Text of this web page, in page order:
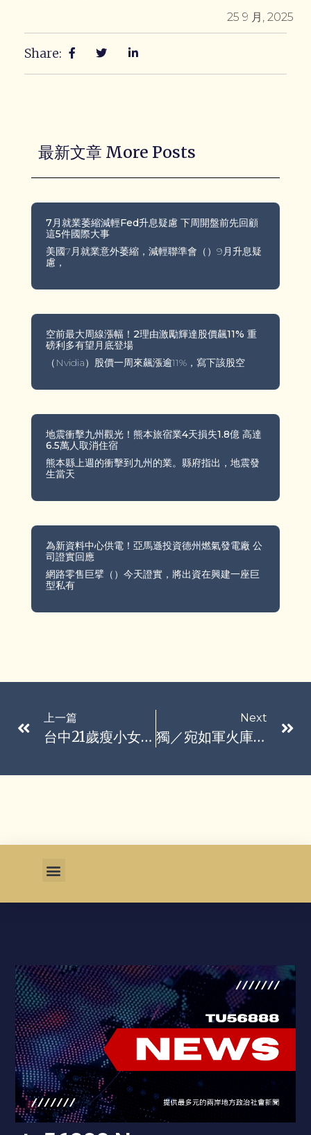
25 9 月, 2025
Share:
最新文章 More Posts
7月就業萎縮減輕Fed升息疑慮 下周開盤前先回顧
這5件國際大事
美國7月就業意外萎縮，減輕聯準會（）9月升息疑
慮，
空前最大周線漲幅！2理由激勵輝達股價飆11% 重
磅利多有望月底登場
（Nvidia）股價一周來飆漲逾11%，寫下該股空
地震衝擊九州觀光！熊本旅宿業4天損失1.8億 高達
6.5萬人取消住宿
熊本縣上週的衝擊到九州的業。縣府指出，地震發
生當天
為新資料中心供電！亞馬遜投資德州燃氣發電廠 公
司證實回應
網路零售巨擘（）今天證實，將出資在興建一座巨
型私有
上一篇
台中21歲瘦小女「全身脫皮」疑遭父母凌虐致死 社會局回應了
Next
獨／宛如軍火庫！黑幫民宅囤10槍200彈 新竹警攻堅驚見M16